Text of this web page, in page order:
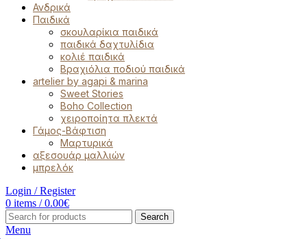
Ανδρικά
Παιδικά
σκουλαρίκια παιδικά
παιδικά δαχτυλίδια
κολιέ παιδικά
Βραχιόλια ποδιού παιδικά
artelier by agapi & marina
Sweet Stories
Boho Collection
χειροποίητα πλεκτά
Γάμος-Βάφτιση
Μαρτυρικά
αξεσουάρ μαλλιών
μπρελόκ
Login / Register
0 items / 0.00€
Search
Menu